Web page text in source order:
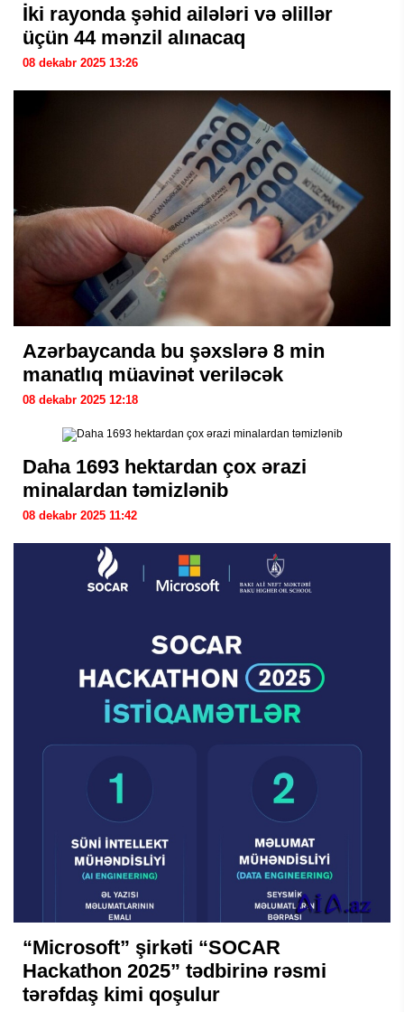
İki rayonda şəhid ailələri və əlillər
üçün 44 mənzil alınacaq
08 dekabr 2025 13:26
Azərbaycanda bu şəxslərə 8 min
manatlıq müavinət veriləcək
08 dekabr 2025 12:18
Daha 1693 hektardan çox ərazi
minalardan təmizlənib
08 dekabr 2025 11:42
“Microsoft” şirkəti “SOCAR
Hackathon 2025” tədbirinə rəsmi
tərəfdaş kimi qoşulur